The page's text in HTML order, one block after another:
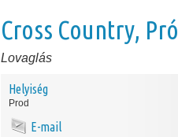
Cross Country,
Lovaglás
Helyiség
Prod
E-mail